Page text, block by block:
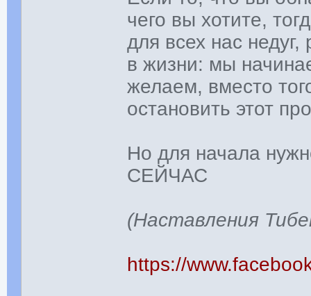
чего вы хотите,
для всех нас
в жизни: мы
желаем, вместо
остановить этот
Но для начала
СЕЙЧАС
(Наставления
https://